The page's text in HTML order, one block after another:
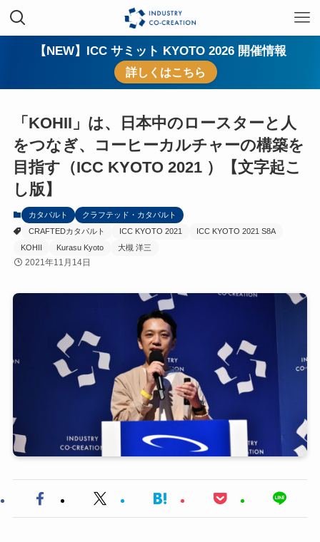
【NEW】ICC サミット KYOTO 2026 開催情報
詳しくはこちら
「KOHII」は、日本中のロースターと人
をつなぎ、コーヒーカルチャーの構築を
目指す（ICC KYOTO 2021 ）【文字起こ
し版】
カタパルト
クラフテッド・カタパルト
CRAFTEDカタパルト
ICC KYOTO 2021
ICC KYOTO 2021 S8A
KOHII
Kurasu Kyoto 大槻 洋三
2021年11月14日